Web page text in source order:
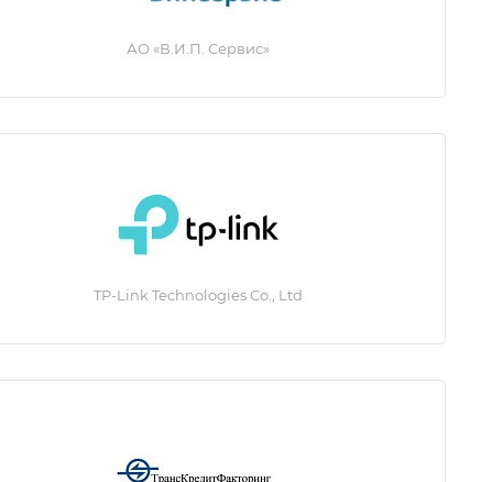
АО «В.И.П. Сервис»
TP-Link Technologies Co., Ltd